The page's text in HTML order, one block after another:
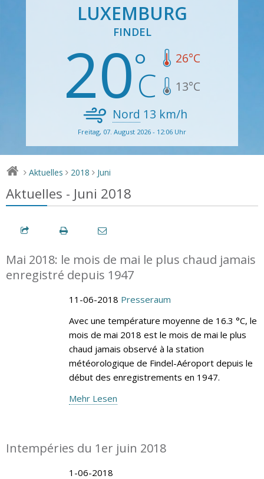
LUXEMBURG
FINDEL
20 26°C
13°C
Nord 13 km/h
Freitag, 07. August 2026 - 12:06 Uhr
> Aktuelles > 2018 > Juni
Aktuelles - Juni 2018
Mai 2018: le mois de mai le plus chaud jamais
enregistré depuis 1947
11-06-2018 Presseraum
Avec une température moyenne de 16.3 °C, le
mois de mai 2018 est le mois de mai le plus
chaud jamais observé à la station
météorologique de Findel-Aéroport depuis le
début des enregistrements en 1947.
Mehr Lesen
Intempéries du 1er juin 2018
1-06-2018